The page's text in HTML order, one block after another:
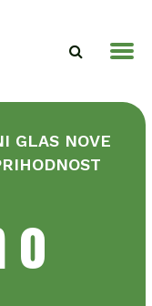
GLAS NOVE
o